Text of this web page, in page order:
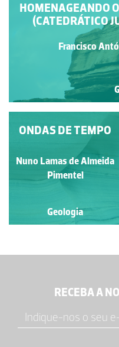
HOMENAGEANDO
(CATEDRÁTICO
Francisco
OS ARENITOS DE ABU
Luís Duarte
Geologia
ONDAS DE TEMPO
Nuno Lamas de Almeida
Pimentel
Geologia
RECEBA A